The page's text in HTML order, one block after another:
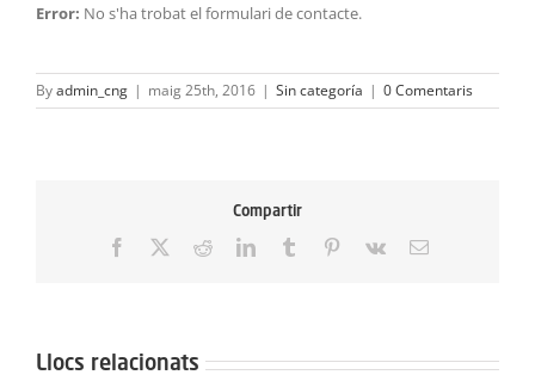
Error: No s'ha trobat el formulari de contacte.
Byadmin_cng | maig 25th, 2016 | Sin categoría | 0 Comentaris
Compartir
Facebook RedditLinkedInTumblr Pinterest
Vk Email:
Llocs relacionats